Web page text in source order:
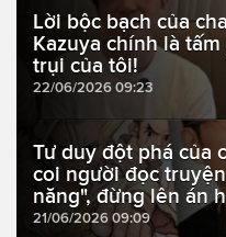
Lời bộc bạch của
Kazuya chính là
trụi của tôi!
22/06/2026 09:23
Tư duy đột phá của
coi người đọc
năng", đừng lên án
21/06/2026 09:09